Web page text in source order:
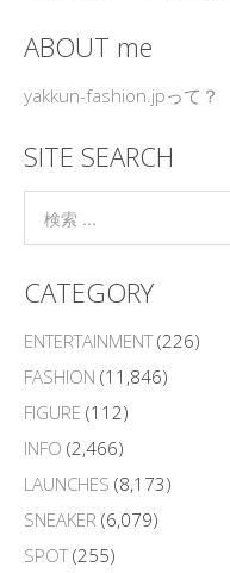
ABOUT me
yakkun-fashion.jpって？
SITE SEARCH
CATEGORY
ENTERTAINMENT(226)
FASHION (11,846)
FIGURE (112)
INFO (2,466)
LAUNCHES (8,173)
SNEAKER (6,079)
SPOT(255)